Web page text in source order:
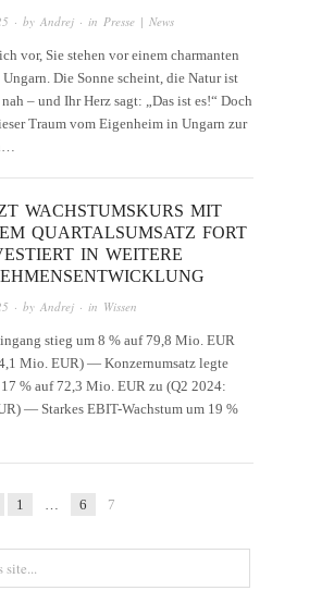
· by Andrej · in Presse | News
vor, Sie stehen vor einem charmanten
Die Sonne scheint, die Natur ist
– und Ihr Herz sagt: „Das ist es!“ Doch
Traum vom Eigenheim in Ungarn zur
WACHSTUMSKURS MIT
QUARTALSUMSATZ FORT
IN WEITERE
· by Andrej · in Wissen
stieg um 8 % auf 79,8 Mio. EUR
Mio. EUR) — Konzernumsatz legte
% auf 72,3 Mio. EUR zu (Q2 2024:
— Starkes EBIT-Wachstum um 19 %
1 … 6 7